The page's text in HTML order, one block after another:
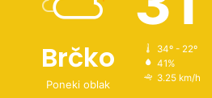
Brčko
Poneki oblak
34º - 22º
41%
3.25 km/h